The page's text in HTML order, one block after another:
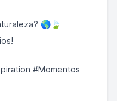
🌎🍃
#Momentos